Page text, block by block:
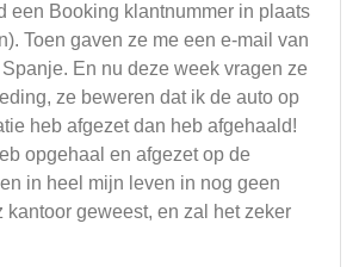
een Booking klantnummer in plaats
Toen gaven ze me een e-mail van
En nu deze week vragen ze
ze beweren dat ik de auto op
heb afgezet dan heb afgehaald!
opgehaal en afgezet op de
in heel mijn leven in nog geen
kantoor geweest, en zal het zeker